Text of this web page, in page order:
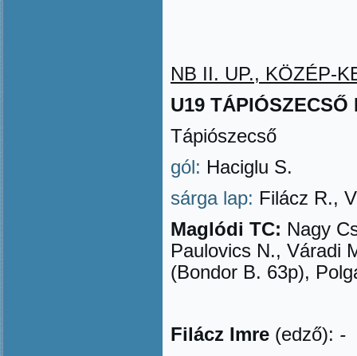
NB II. UP., KÖZÉP-
U19
Tápiószecső
gól: Haciglu S.
sárga lap: Filácz R.,
Maglódi TC: Nagy
Paulovics N., Váradi
(Bondor B. 63p),
Filácz Imre (edző): -